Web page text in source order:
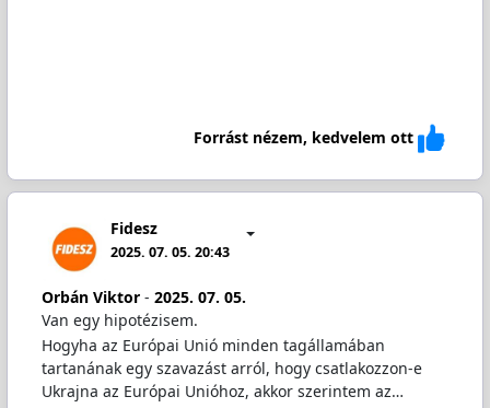
Forrást nézem, kedvelem ott
Fidesz
2025. 07. 05. 20:43
Orbán Viktor- 2025. 07. 05.
Van egy hipotézisem.
Hogyha az Európai Unió minden tagállamában
tartanának egy szavazást arról, hogy csatlakozzon-e
Ukrajna az Európai Unióhoz, akkor szerintem az…